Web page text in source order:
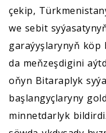
çekip,
we sebit
garaýyşlarynyň köp
da meňzeşdigini
oňyn Bitaraplyk
başlangyçlaryny
minnetdarlyk